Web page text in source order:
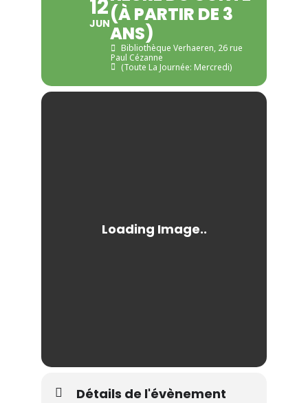
12
JUN(À PARTIR DE 3
ANS)
Bibliothèque Verhaeren, 26 rue
Paul Cézanne
(Toute La Journée: Mercredi)
Détails de l'évènement